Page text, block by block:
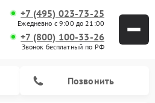
+7 (495) 023-73-25
Ежедневно с 9:00 до 21:00
+7 (800) 100-33-26
Звонок бесплатный по РФ
Позвонить